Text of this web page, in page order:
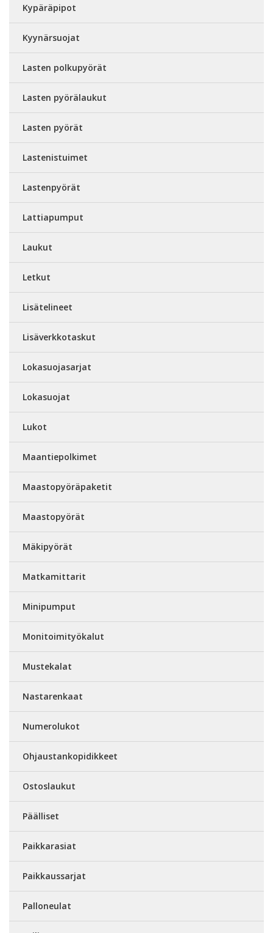
Kypäräpipot
Kyynärsuojat
Lasten polkupyörät
Lasten pyörälaukut
Lasten pyörät
Lastenistuimet
Lastenpyörät
Lattiapumput
Laukut
Letkut
Lisätelineet
Lisäverkkotaskut
Lokasuojasarjat
Lokasuojat
Lukot
Maantiepolkimet
Maastopyöräpaketit
Maastopyörät
Mäkipyörät
Matkamittarit
Minipumput
Monitoimityökalut
Mustekalat
Nastarenkaat
Numerolukot
Ohjaustankopidikkeet
Ostoslaukut
Päälliset
Paikkarasiat
Paikkaussarjat
Palloneulat